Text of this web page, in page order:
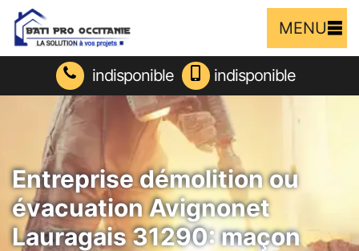
MENU
indisponible indisponible
Entreprise démolition ou
évacuation Avignonet
Lauragais 31290: maçon